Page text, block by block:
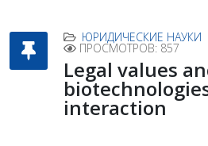
ЮРИДИЧЕСКИЕ НАУКИ
ПРОСМОТРОВ: 857
Legal values
interaction